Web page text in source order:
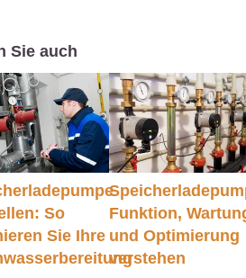
Sie auch
So
Sie Ihre
Funktion,
und Optimierung
verstehen